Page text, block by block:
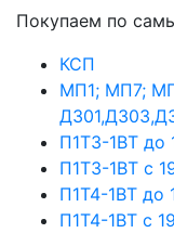
Покупаем по
КСП
МП1; МП7;
П1Т3-1ВТ до
П1Т3-1ВТ с
П1Т4-1ВТ до
П1Т4-1ВТ с